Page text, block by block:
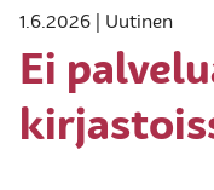
1.6.2026 | Uutinen
Ei